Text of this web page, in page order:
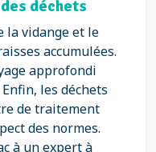
déchets
la vidange et le
accumulées.
approfondi
les déchets
de traitement
des normes.
à un expert à